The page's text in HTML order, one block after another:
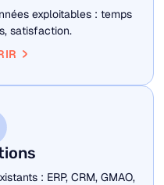
exploitables : temps
satisfaction.
: ERP, CRM, GMAO,